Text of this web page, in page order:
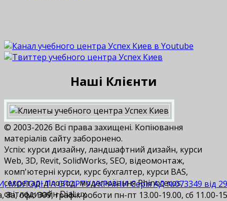
МОЛОДІ ТА СПОРТУ УКРАЇНИ Серія АД №073349 від
8а, офіс 309, графік роботи пн-пт 13.00-19.00, сб 11.00-
Наші Клієнти
© 2003-2026 Всі права захищені. Копіювання
матеріалів сайту заборонено.
Успіх: курси дизайну, ландшафтний дизайн, курси
Web, 3D, Revit, SolidWorks, SEO, відеомонтаж,
комп'ютерні курси, курс бухгалтер, курси BAS,
cекретар-діловод, моделювання Rhinoceros,
світлодизайн DiaLux.